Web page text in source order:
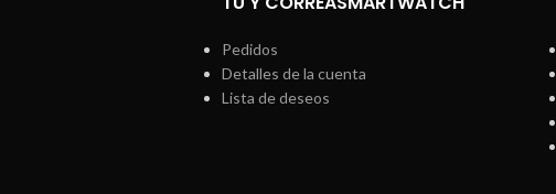
Pedidos
Detalles de la cuenta
Lista de deseos